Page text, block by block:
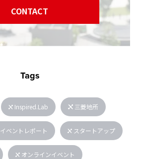
CONTACT
Tags
Inspired.Lab 三菱地所
イベントレポート スタートアップ
オンラインイベント